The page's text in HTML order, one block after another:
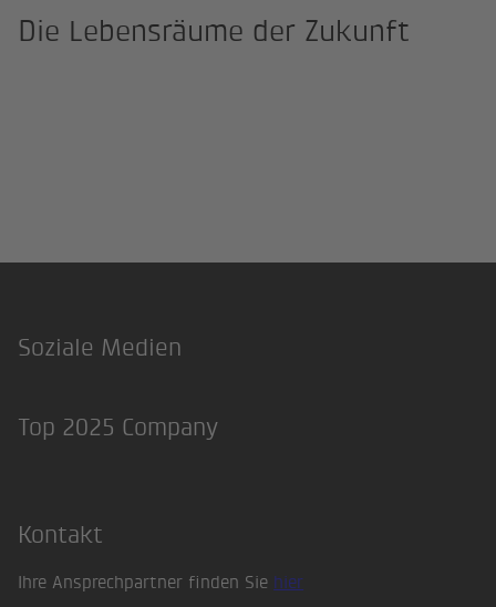
Die Lebensräume der Zukunft
Footer
Soziale Medien
LinkedIn
Xing
Top 2025 Company
Kontakt
Ihre Ansprechpartner finden Sie hier